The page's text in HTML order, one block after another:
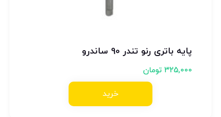
پایه باتری رنو تندر 90 ساندرو
325,000 تومان
خرید